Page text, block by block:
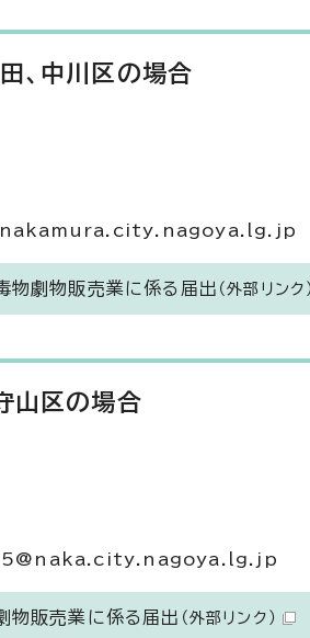
、中川区の場合
毒物劇物販売業に係る届出 （外部リンク
山区の場合
劇物販売業に係る届出 （外部リンク）